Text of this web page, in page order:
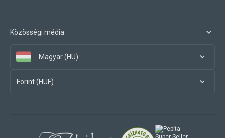
Közösségi média
Magyar (HU)
Forint (HUF)